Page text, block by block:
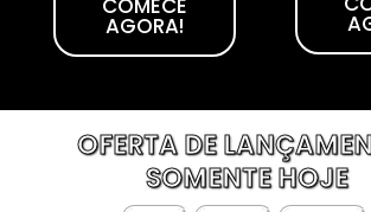
COMECE
AGORA!
OFERTA DE
SOMENTE HOJE